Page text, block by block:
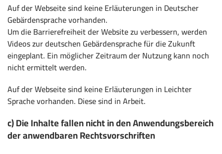
Auf der Webseite sind keine Erläuterungen in Deutscher
Gebärdensprache vorhanden.
Um die Barrierefreiheit der Website zu verbessern, werden
Videos zur deutschen Gebärdensprache für die Zukunft
eingeplant. Ein möglicher Zeitraum der Nutzung kann noch
nicht ermittelt werden.
Auf der Webseite sind keine Erläuterungen in Leichter
Sprache vorhanden. Diese sind in Arbeit.
c) Die Inhalte fallen nicht in den Anwendungsbereich
der anwendbaren Rechtsvorschriften